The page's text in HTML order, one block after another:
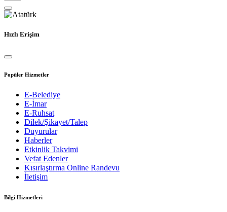
Hızlı Erişim
Popüler Hizmetler
E-Belediye
E-İmar
E-Ruhsat
Dilek/Şikayet/Talep
Duyurular
Haberler
Etkinlik Takvimi
Vefat Edenler
Kısırlaştırma Online Randevu
İletişim
Bilgi Hizmetleri